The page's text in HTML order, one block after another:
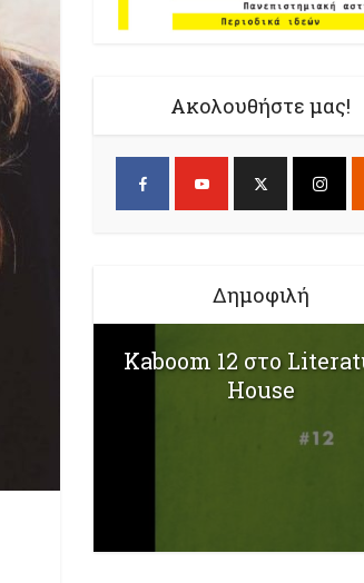
Ακολουθήστε μας!
Δημοφιλή
Kaboom 12 στο
House